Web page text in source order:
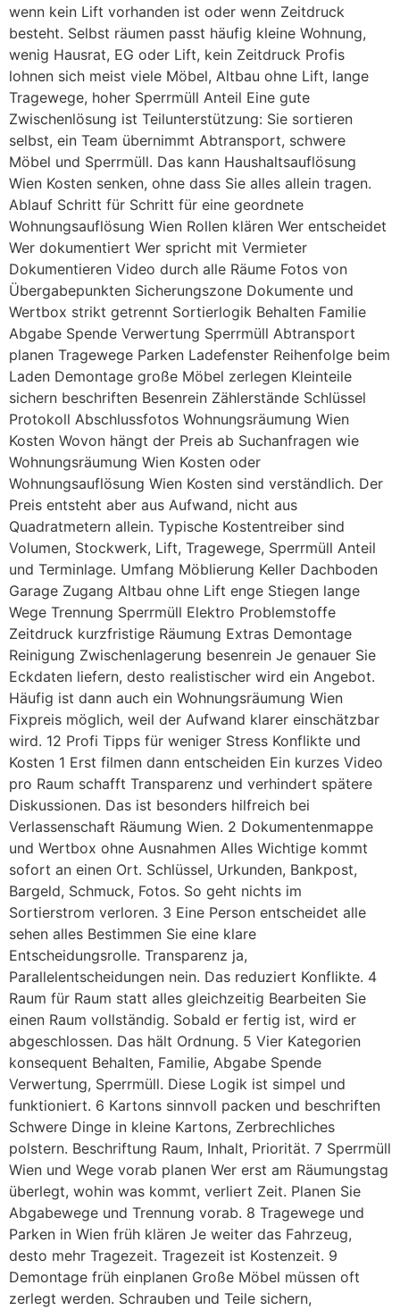
wenn kein Lift vorhanden ist oder wenn Zeitdruck
besteht. Selbst räumen passt häufig kleine Wohnung,
wenig Hausrat, EG oder Lift, kein Zeitdruck Profis
lohnen sich meist viele Möbel, Altbau ohne Lift, lange
Tragewege, hoher Sperrmüll Anteil Eine gute
Zwischenlösung ist Teilunterstützung: Sie sortieren
selbst, ein Team übernimmt Abtransport, schwere
Möbel und Sperrmüll. Das kann Haushaltsauflösung
Wien Kosten senken, ohne dass Sie alles allein tragen.
Ablauf Schritt für Schritt für eine geordnete
Wohnungsauflösung Wien Rollen klären Wer entscheidet
Wer dokumentiert Wer spricht mit Vermieter
Dokumentieren Video durch alle Räume Fotos von
Übergabepunkten Sicherungszone Dokumente und
Wertbox strikt getrennt Sortierlogik Behalten Familie
Abgabe Spende Verwertung Sperrmüll Abtransport
planen Tragewege Parken Ladefenster Reihenfolge beim
Laden Demontage große Möbel zerlegen Kleinteile
sichern beschriften Besenrein Zählerstände Schlüssel
Protokoll Abschlussfotos Wohnungsräumung Wien
Kosten Wovon hängt der Preis ab Suchanfragen wie
Wohnungsräumung Wien Kosten oder
Wohnungsauflösung Wien Kosten sind verständlich. Der
Preis entsteht aber aus Aufwand, nicht aus
Quadratmetern allein. Typische Kostentreiber sind
Volumen, Stockwerk, Lift, Tragewege, Sperrmüll Anteil
und Terminlage. Umfang Möblierung Keller Dachboden
Garage Zugang Altbau ohne Lift enge Stiegen lange
Wege Trennung Sperrmüll Elektro Problemstoffe
Zeitdruck kurzfristige Räumung Extras Demontage
Reinigung Zwischenlagerung besenrein Je genauer Sie
Eckdaten liefern, desto realistischer wird ein Angebot.
Häufig ist dann auch ein Wohnungsräumung Wien
Fixpreis möglich, weil der Aufwand klarer einschätzbar
wird. 12 Profi Tipps für weniger Stress Konflikte und
Kosten 1 Erst filmen dann entscheiden Ein kurzes Video
pro Raum schafft Transparenz und verhindert spätere
Diskussionen. Das ist besonders hilfreich bei
Verlassenschaft Räumung Wien. 2 Dokumentenmappe
und Wertbox ohne Ausnahmen Alles Wichtige kommt
sofort an einen Ort. Schlüssel, Urkunden, Bankpost,
Bargeld, Schmuck, Fotos. So geht nichts im
Sortierstrom verloren. 3 Eine Person entscheidet alle
sehen alles Bestimmen Sie eine klare
Entscheidungsrolle. Transparenz ja,
Parallelentscheidungen nein. Das reduziert Konflikte. 4
Raum für Raum statt alles gleichzeitig Bearbeiten Sie
einen Raum vollständig. Sobald er fertig ist, wird er
abgeschlossen. Das hält Ordnung. 5 Vier Kategorien
konsequent Behalten, Familie, Abgabe Spende
Verwertung, Sperrmüll. Diese Logik ist simpel und
funktioniert. 6 Kartons sinnvoll packen und beschriften
Schwere Dinge in kleine Kartons, Zerbrechliches
polstern. Beschriftung Raum, Inhalt, Priorität. 7 Sperrmüll
Wien und Wege vorab planen Wer erst am Räumungstag
überlegt, wohin was kommt, verliert Zeit. Planen Sie
Abgabewege und Trennung vorab. 8 Tragewege und
Parken in Wien früh klären Je weiter das Fahrzeug,
desto mehr Tragezeit. Tragezeit ist Kostenzeit. 9
Demontage früh einplanen Große Möbel müssen oft
zerlegt werden. Schrauben und Teile sichern,